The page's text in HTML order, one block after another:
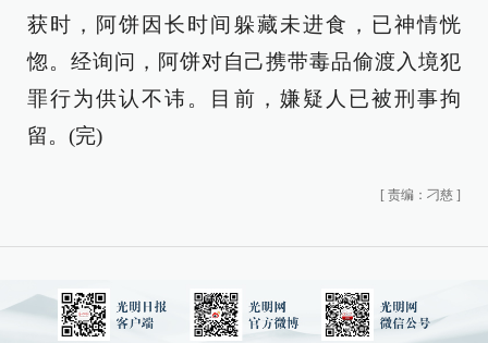
获时，阿饼因长时间躲藏未进食，已神情恍
惚。经询问，阿饼对自己携带毒品偷渡入境犯
罪行为供认不讳。目前，嫌疑人已被刑事拘
留。(完)
[ 责编：刁慈 ]